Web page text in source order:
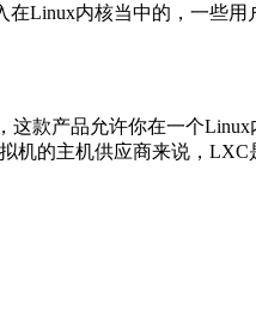
Linux内核当中的，一些
款产品允许你在一个Linux
机的主机供应商来说，LXC